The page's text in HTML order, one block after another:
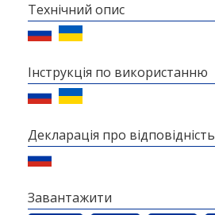
Технічний опис
Інструкція по використанню
Декларація про відповідність
Завантажити